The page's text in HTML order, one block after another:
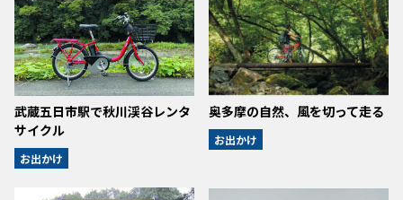
武蔵五日市駅で秋川渓谷レンタ
サイクル
お出かけ
奥多摩の自然、風を切って走る
お出かけ